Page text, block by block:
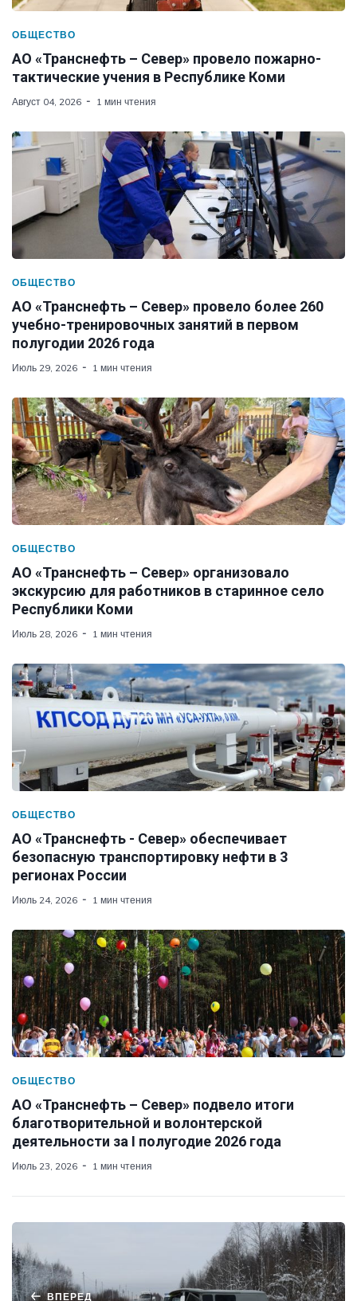
ОБЩЕСТВО
АО «Транснефть – Север» провело пожарно-
тактические учения в Республике Коми
Август 04, 2026 1 мин чтения
ОБЩЕСТВО
АО «Транснефть – Север» провело более 260
учебно-тренировочных занятий в первом
полугодии 2026 года
Июль 29, 2026 1 мин чтения
ОБЩЕСТВО
АО «Транснефть – Север» организовало
экскурсию для работников в старинное село
Республики Коми
Июль 28, 2026 1 мин чтения
ОБЩЕСТВО
АО «Транснефть - Север» обеспечивает
безопасную транспортировку нефти в 3
регионах России
Июль 24, 2026 1 мин чтения
ОБЩЕСТВО
АО «Транснефть – Север» подвело итоги
благотворительной и волонтерской
деятельности за I полугодие 2026 года
Июль 23, 2026 1 мин чтения
ВПЕРЕД